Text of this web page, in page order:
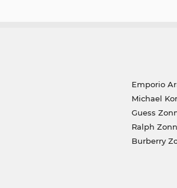
Emporio
Michael
Guess
Ralph
Burberry